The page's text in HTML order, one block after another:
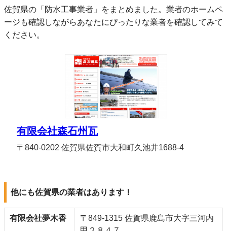
佐賀県の「防水工事業者」をまとめました。業者のホームペ
ージも確認しながらあなたにぴったりな業者を確認してみて
ください。
有限会社森石州瓦
〒840-0202 佐賀県佐賀市大和町久池井1688-4
他にも佐賀県の業者はあります！
有限会社夢木香
〒849-1315 佐賀県鹿島市大字三河内